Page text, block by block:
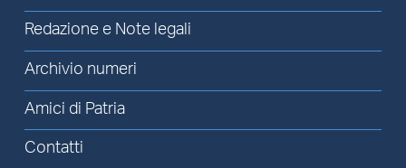
Redazione e Note legali
Archivio numeri
Amici di Patria
Contatti